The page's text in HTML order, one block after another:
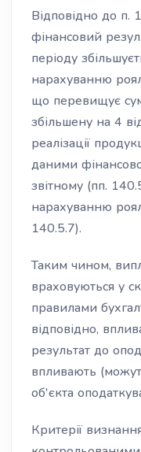
Відповідно до п.
фінансовий
періоду
нарахуванню
що перевищує
збільшену на 4
реалізації
даними
звітному (пп.
нарахуванню
140.5.7).
Таким чином,
враховуються у
правилами
відповідно,
результат до
впливають
об'єкта
Критерії